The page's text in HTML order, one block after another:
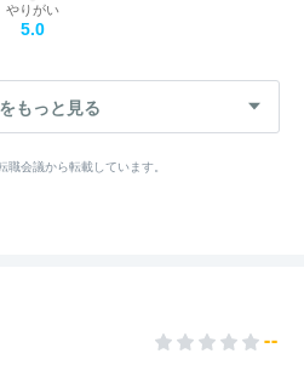
やりがい
5.0
もっと見る
会議から転載しています。
--